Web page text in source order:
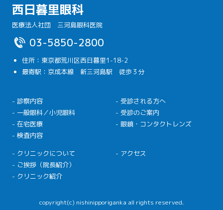
西日暮里眼科
医療法人社団 三河島眼科医院
03-5850-2800
住所：東京都荒川区西日暮里1-18-2
最寄駅：京成本線 新三河島駅 徒歩３分
- 診察内容
- 一般眼科／小児眼科
- 在宅医療
- 検査内容
- 受診される方へ
- 受診のご案内
- 眼鏡・コンタクトレンズ
- クリニックについて
- ご挨拶（院長紹介）
- クリニック紹介
- アクセス
copyright(c) nishinipporiganka all rights reserved.